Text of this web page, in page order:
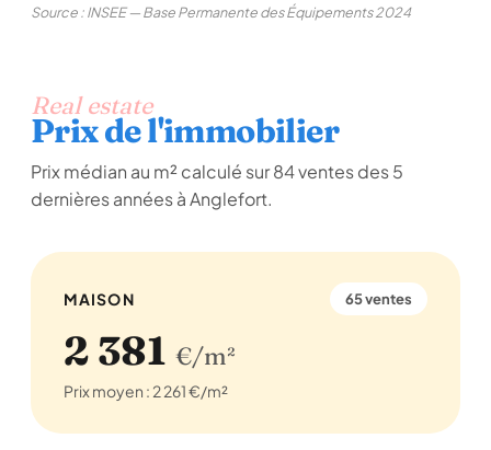
Source : INSEE — Base Permanente des Équipements 2024
Real estate
Prix de l'immobilier
Prix médian au m² calculé sur 84 ventes des 5
dernières années à Anglefort.
MAISON 65 ventes
2 381 €/m²
Prix moyen : 2 261 €/m²